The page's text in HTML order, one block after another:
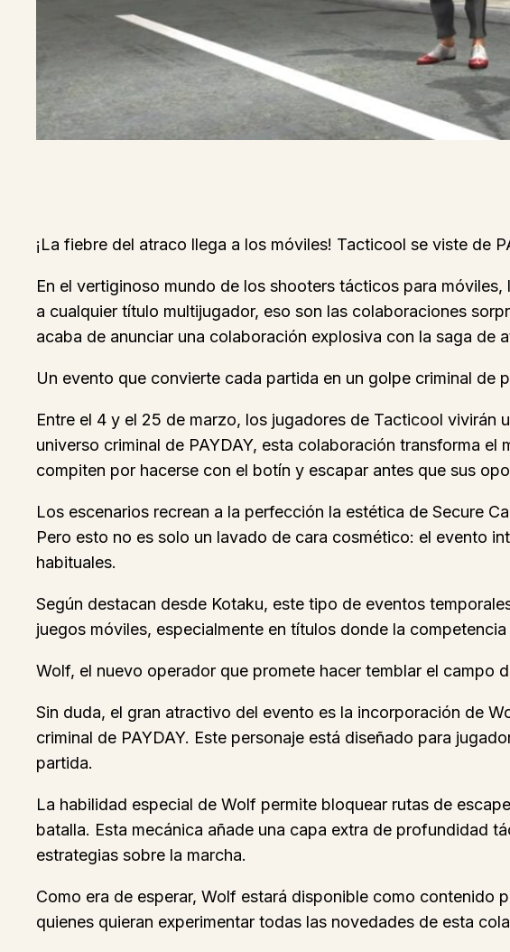
¡La fiebre del atraco llega a los móviles! Tacticool se viste de
En el vertiginoso mundo de los shooters tácticos para
a cualquier título multijugador, eso son las colaboraciones
acaba de anunciar una colaboración explosiva con la saga de
Un evento que convierte cada partida en un golpe criminal de
Entre el 4 y el 25 de marzo, los jugadores de Tacticool vivirán
universo criminal de PAYDAY, esta colaboración transforma
compiten por hacerse con el botín y escapar antes que sus
Los escenarios recrean a la perfección la estética de Secure
Pero esto no es solo un lavado de cara cosmético: el evento
habituales.
Según destacan desde Kotaku, este tipo de eventos
juegos móviles, especialmente en títulos donde la
Wolf, el nuevo operador que promete hacer temblar el campo
Sin duda, el gran atractivo del evento es la incorporación de
criminal de PAYDAY. Este personaje está diseñado para
partida.
La habilidad especial de Wolf permite bloquear rutas de
batalla. Esta mecánica añade una capa extra de profundidad
estrategias sobre la marcha.
Como era de esperar, Wolf estará disponible como contenido
quienes quieran experimentar todas las novedades de esta